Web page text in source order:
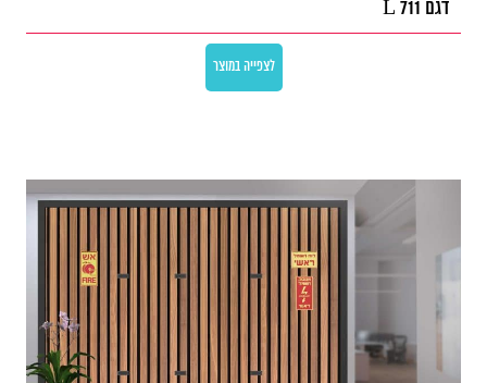
דגם L 711
לצפייה במוצר